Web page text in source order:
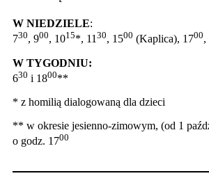
W NIEDZIELE:
730, 900, 1015*, 1130, 1500 (Kaplica), 1700,
W TYGODNIU:
630 i 1800**
* z homilią dialogowaną dla dzieci
** w okresie jesienno-zimowym, (od 1
o godz. 1700